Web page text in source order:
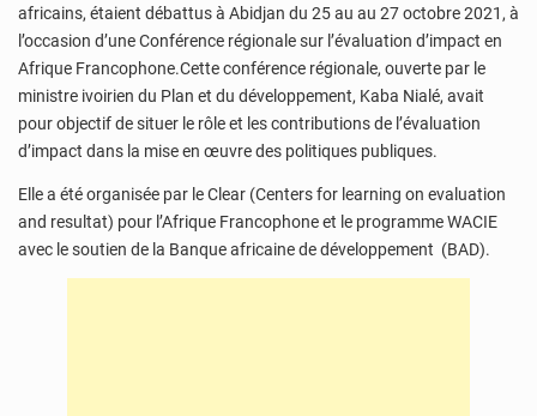
africains, étaient débattus à Abidjan du 25 au au 27 octobre 2021, à
l’occasion d’une Conférence régionale sur l’évaluation d’impact en
Afrique Francophone.Cette conférence régionale, ouverte par le
ministre ivoirien du Plan et du développement, Kaba Nialé, avait
pour objectif de situer le rôle et les contributions de l’évaluation
d’impact dans la mise en œuvre des politiques publiques.
Elle a été organisée par le Clear (Centers for learning on evaluation
and resultat) pour l’Afrique Francophone et le programme WACIE
avec le soutien de la Banque africaine de développement (BAD).